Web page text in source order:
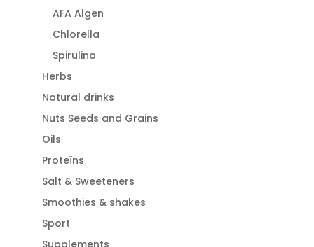
AFA Algen
Chlorella
Spirulina
Herbs
Natural drinks
Nuts Seeds and Grains
Oils
Proteïns
Salt & Sweeteners
Smoothies & shakes
Sport
Supplements